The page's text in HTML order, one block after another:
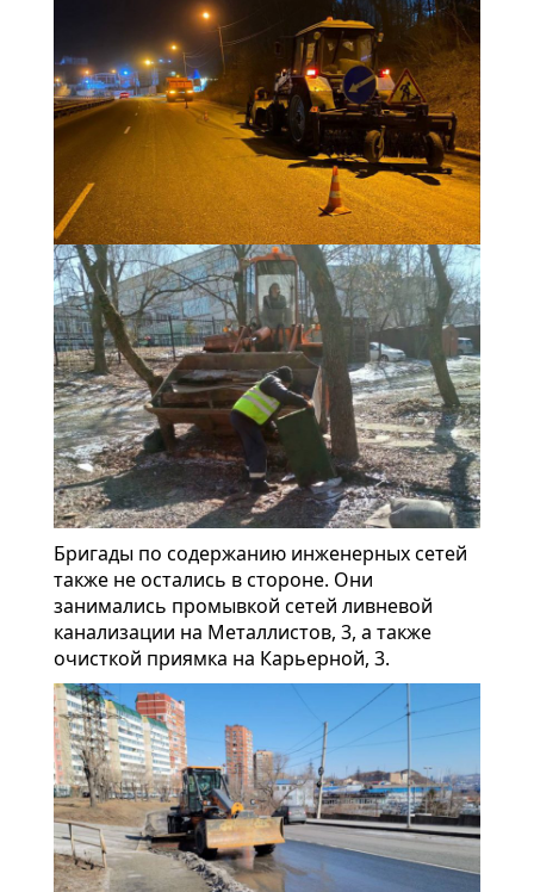
Бригады по содержанию инженерных сетей
также не остались в стороне. Они
занимались промывкой сетей ливневой
канализации на Металлистов, 3, а также
очисткой приямка на Карьерной, 3.